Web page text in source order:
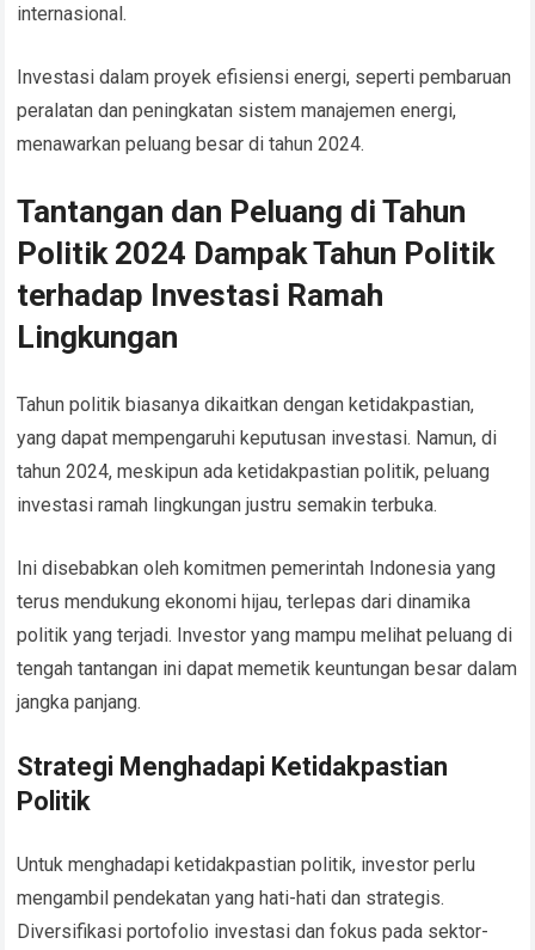
internasional.
Investasi dalam proyek efisiensi energi, seperti pembaruan
peralatan dan peningkatan sistem manajemen energi,
menawarkan peluang besar di tahun 2024.
Tantangan dan Peluang di Tahun
Politik 2024 Dampak Tahun Politik
terhadap Investasi Ramah
Lingkungan
Tahun politik biasanya dikaitkan dengan ketidakpastian,
yang dapat mempengaruhi keputusan investasi. Namun, di
tahun 2024, meskipun ada ketidakpastian politik, peluang
investasi ramah lingkungan justru semakin terbuka.
Ini disebabkan oleh komitmen pemerintah Indonesia yang
terus mendukung ekonomi hijau, terlepas dari dinamika
politik yang terjadi. Investor yang mampu melihat peluang di
tengah tantangan ini dapat memetik keuntungan besar dalam
jangka panjang.
Strategi Menghadapi Ketidakpastian
Politik
Untuk menghadapi ketidakpastian politik, investor perlu
mengambil pendekatan yang hati-hati dan strategis.
Diversifikasi portofolio investasi dan fokus pada sektor-